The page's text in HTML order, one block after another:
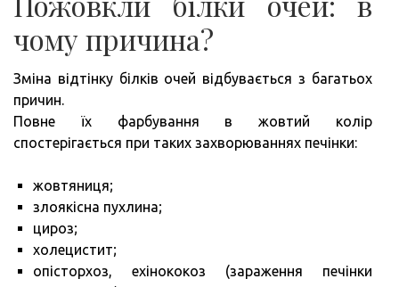
чому причина?
Зміна відтінку білків очей відбувається з багатьох
причин.
Повне їх фарбування в жовтий колір
спостерігається при таких захворюваннях печінки:
жовтяниця;
злоякісна пухлина;
цироз;
холецистит;
опісторхоз, ехінококоз (зараження печінки